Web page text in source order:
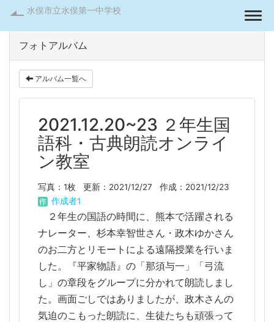
水俣市立水俣第一中学校
フォトアルバム
アルバム一覧へ
2021.12.20~23 ２年生国
語科・古典朗読オンライ
ン教室
写真：1枚 更新：2021/12/27
作成：2021/12/23
作成者1
２年生の国語の時間に、熊本で活躍される
ナレーター、杉本幸智世さん・政木ゆかさん
のお二方とリモートによる遠隔授業を行いま
した。『平家物語』の「那須与一」「弓流
し」の章段をグループに分かれて朗読しまし
た。画面ごしではありましたが、政木さんの
気迫のこもった朗読に、生徒たちも頑張って